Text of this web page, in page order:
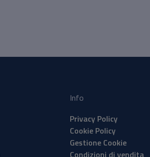
Info
Privacy Policy
Cookie Policy
Gestione Cookie
Condizioni di vendita